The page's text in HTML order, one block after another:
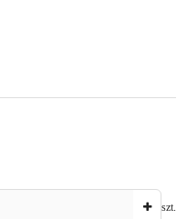
szt.